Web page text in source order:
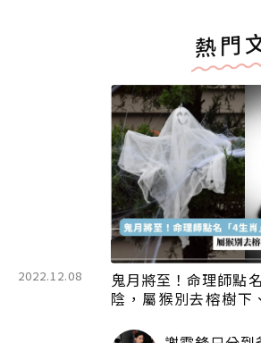
2022.12.08
熱門
鬼月將至！命理師點
陰，屬猴別去榕樹下